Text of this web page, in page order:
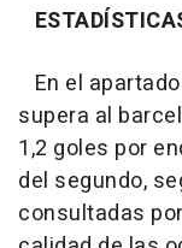
En el
supera al
1,2 goles por
del segundo,
consultadas